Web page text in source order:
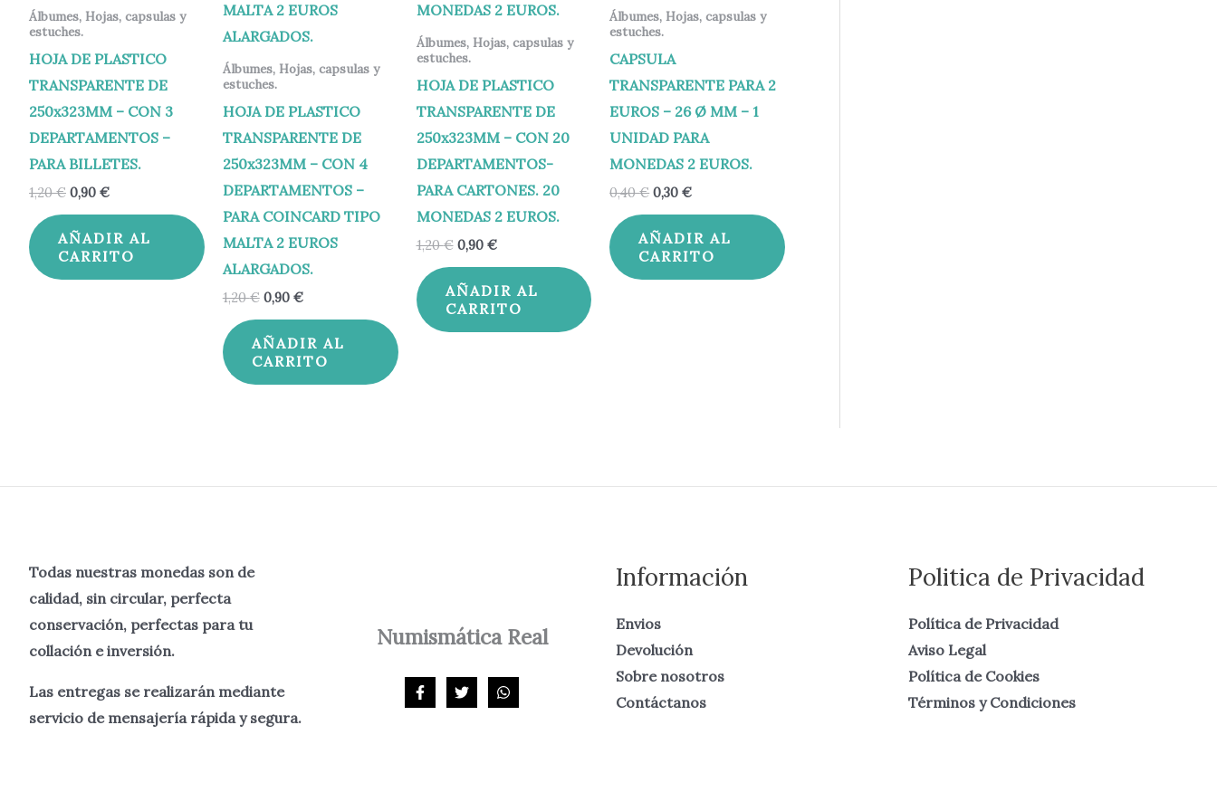
Álbumes, Hojas, capsulas y
estuches.
HOJA DE PLASTICO
TRANSPARENTE DE
250x323MM – CON 3
DEPARTAMENTOS –
PARA BILLETES.
1,20€ 0,90 €
AÑADIR AL
CARRITO
Álbumes, Hojas, capsulas y
estuches.
HOJA DE PLASTICO
TRANSPARENTE DE
250x323MM – CON 4
DEPARTAMENTOS –
PARA COINCARD TIPO
MALTA 2 EUROS
ALARGADOS.
1,20€ 0,90 €
AÑADIR AL
CARRITO
Álbumes, Hojas, capsulas y
estuches.
HOJA DE PLASTICO
TRANSPARENTE DE
250x323MM – CON 20
DEPARTAMENTOS-
PARA CARTONES. 20
MONEDAS 2 EUROS.
1,20€ 0,90 €
AÑADIR AL
CARRITO
Álbumes, Hojas, capsulas y
estuches.
CAPSULA
TRANSPARENTE PARA 2
EUROS – 26 Ø MM – 1
UNIDAD PARA
MONEDAS 2 EUROS.
0,40€ 0,30€
AÑADIR AL
CARRITO
Todas nuestras monedas son de
calidad, sin circular, perfecta
conservación, perfectas para tu
collación e inversión.
Las entregas se realizarán mediante
servicio de mensajería rápida y segura.
NumismáticaReal
Información
Envios
Devolución
Sobre nosotros
Contáctanos
Politica de Privacidad
Política de Privacidad
Aviso Legal
Política de Cookies
Términos y Condiciones